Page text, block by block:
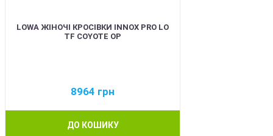
LOWA ЖІНОЧІ КРОСІВКИ INNOX PRO LO
TF COYOTE OP
8964 грн
ДО КОШИКУ